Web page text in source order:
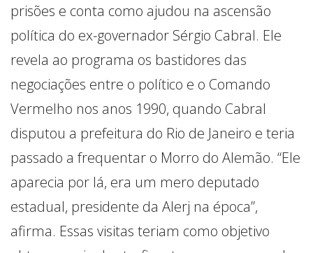
prisões e conta como ajudou na ascensão
política do ex-governador Sérgio Cabral. Ele
revela ao programa os bastidores das
negociações entre o político e o Comando
Vermelho nos anos 1990, quando Cabral
disputou a prefeitura do Rio de Janeiro e teria
passado a frequentar o Morro do Alemão. “Ele
aparecia por lá, era um mero deputado
estadual, presidente da Alerj na época”,
afirma. Essas visitas teriam como objetivo